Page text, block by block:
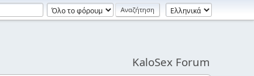
KaloSex Forum